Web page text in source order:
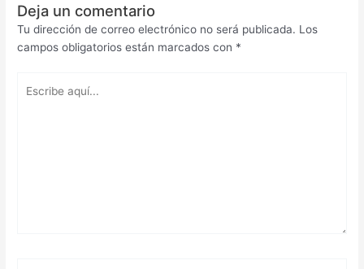
Deja un comentario
Tu dirección de correo electrónico no será publicada. Los
campos obligatorios están marcados con *
aquí...